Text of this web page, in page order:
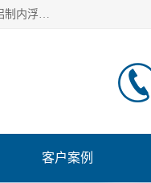
连云港爱德石化机械有限公司主要产品有：鹤管、旋转接头、密封圈、输油臂、储运定量装车系统及油气回收，组装式铝制内浮盘及油罐附件、钢结构栈桥/平台、活动梯、紧急脱离拉断阀等。完备的制造和检测手段以及高素质的员工确保了产品的质量。
客户案例